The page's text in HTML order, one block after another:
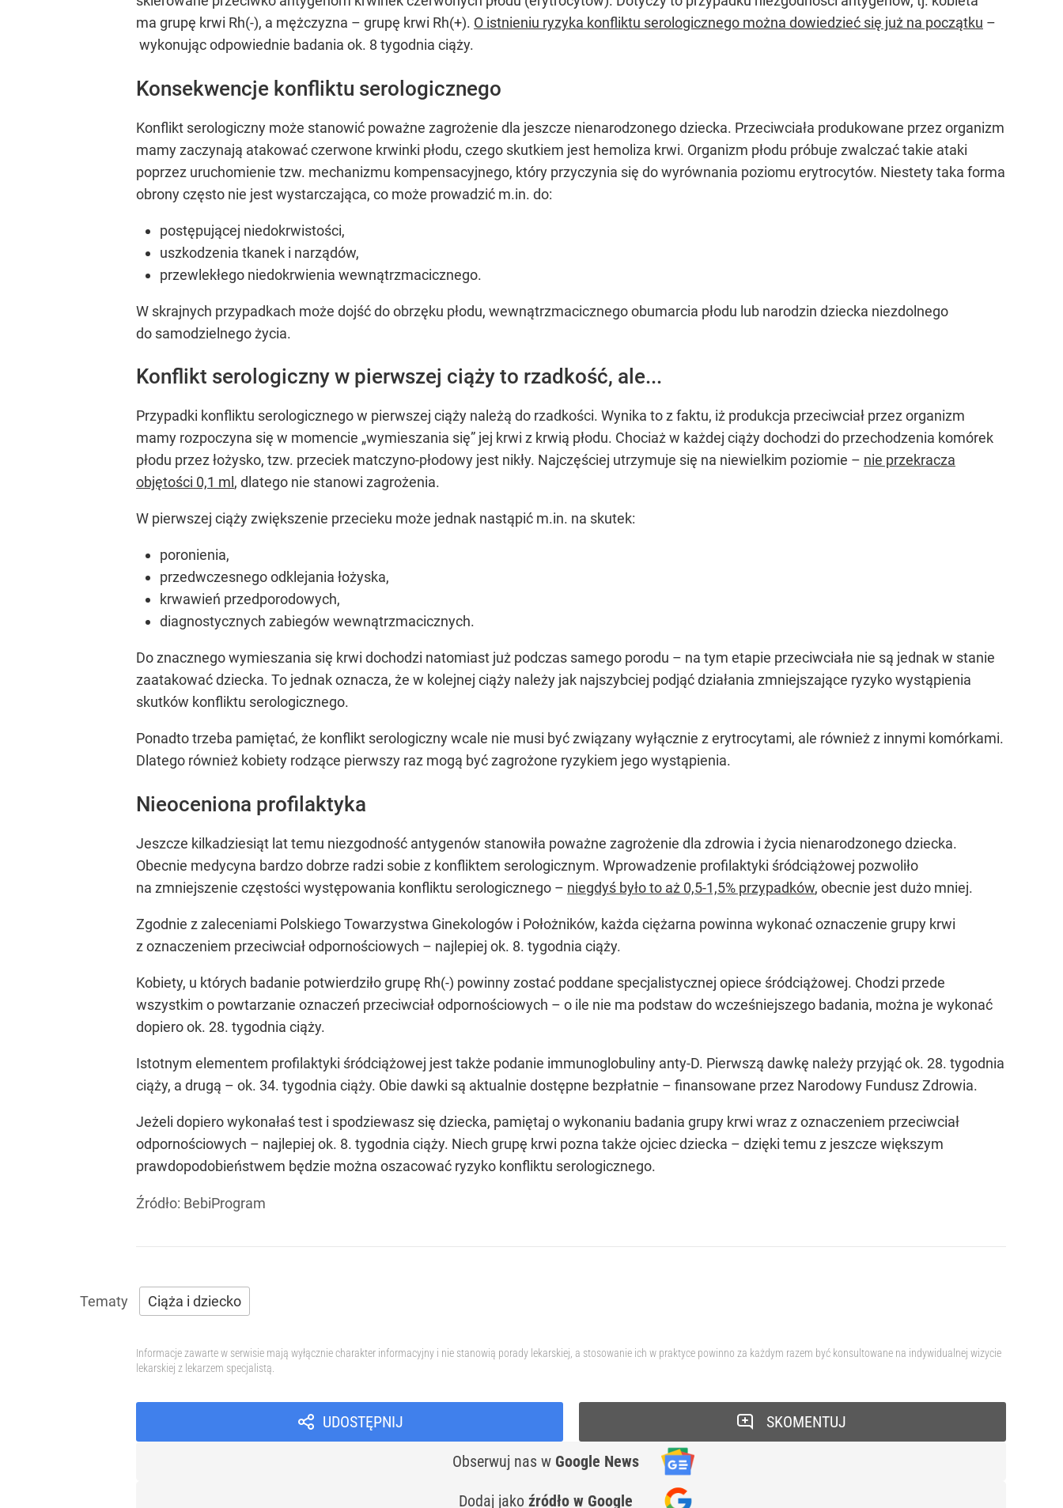
ma grupę krwi Rh(-), a mężczyzna – grupę krwi Rh(+). O istnieniu ryzyka konfliktu serologicznego można dowiedzieć się już na początku –
wykonując odpowiednie badania ok. 8 tygodnia ciąży.
Konsekwencje konfliktu serologicznego
Konflikt serologiczny może stanowić poważne zagrożenie dla jeszcze nienarodzonego dziecka. Przeciwciała produkowane przez organizm
mamy zaczynają atakować czerwone krwinki płodu, czego skutkiem jest hemoliza krwi. Organizm płodu próbuje zwalczać takie ataki
poprzez uruchomienie tzw. mechanizmu kompensacyjnego, który przyczynia się do wyrównania poziomu erytrocytów. Niestety taka forma
obrony często nie jest wystarczająca, co może prowadzić m.in. do:
postępującej niedokrwistości,
uszkodzenia tkanek i narządów,
przewlekłego niedokrwienia wewnątrzmacicznego.
W skrajnych przypadkach może dojść do obrzęku płodu, wewnątrzmacicznego obumarcia płodu lub narodzin dziecka niezdolnego
do samodzielnego życia.
Konflikt serologiczny w pierwszej ciąży to rzadkość, ale...
Przypadki konfliktu serologicznego w pierwszej ciąży należą do rzadkości. Wynika to z faktu, iż produkcja przeciwciał przez organizm
mamy rozpoczyna się w momencie „wymieszania się” jej krwi z krwią płodu. Chociaż w każdej ciąży dochodzi do przechodzenia komórek
płodu przez łożysko, tzw. przeciek matczyno-płodowy jest nikły. Najczęściej utrzymuje się na niewielkim poziomie – nie przekracza
objętości 0,1 ml , dlatego nie stanowi zagrożenia.
W pierwszej ciąży zwiększenie przecieku może jednak nastąpić m.in. na skutek:
poronienia,
przedwczesnego odklejania łożyska,
krwawień przedporodowych,
diagnostycznych zabiegów wewnątrzmacicznych.
Do znacznego wymieszania się krwi dochodzi natomiast już podczas samego porodu – na tym etapie przeciwciała nie są jednak w stanie
zaatakować dziecka. To jednak oznacza, że w kolejnej ciąży należy jak najszybciej podjąć działania zmniejszające ryzyko wystąpienia
skutków konfliktu serologicznego.
Ponadto trzeba pamiętać, że konflikt serologiczny wcale nie musi być związany wyłącznie z erytrocytami, ale również z innymi komórkami.
Dlatego również kobiety rodzące pierwszy raz mogą być zagrożone ryzykiem jego wystąpienia.
Nieoceniona profilaktyka
Jeszcze kilkadziesiąt lat temu niezgodność antygenów stanowiła poważne zagrożenie dla zdrowia i życia nienarodzonego dziecka.
Obecnie medycyna bardzo dobrze radzi sobie z konfliktem serologicznym. Wprowadzenie profilaktyki śródciążowej pozwoliło
na zmniejszenie częstości występowania konfliktu serologicznego – niegdyś było to aż 0,5-1,5% przypadków, obecnie jest dużo mniej.
Zgodnie z zaleceniami Polskiego Towarzystwa Ginekologów i Położników, każda ciężarna powinna wykonać oznaczenie grupy krwi
z oznaczeniem przeciwciał odpornościowych – najlepiej ok. 8. tygodnia ciąży.
Kobiety, u których badanie potwierdziło grupę Rh(-) powinny zostać poddane specjalistycznej opiece śródciążowej. Chodzi przede
wszystkim o powtarzanie oznaczeń przeciwciał odpornościowych – o ile nie ma podstaw do wcześniejszego badania, można je wykonać
dopiero ok. 28. tygodnia ciąży.
Istotnym elementem profilaktyki śródciążowej jest także podanie immunoglobuliny anty-D. Pierwszą dawkę należy przyjąć ok. 28. tygodnia
ciąży, a drugą – ok. 34. tygodnia ciąży. Obie dawki są aktualnie dostępne bezpłatnie – finansowane przez Narodowy Fundusz Zdrowia.
Jeżeli dopiero wykonałaś test i spodziewasz się dziecka, pamiętaj o wykonaniu badania grupy krwi wraz z oznaczeniem przeciwciał
odpornościowych – najlepiej ok. 8. tygodnia ciąży. Niech grupę krwi pozna także ojciec dziecka – dzięki temu z jeszcze większym
prawdopodobieństwem będzie można oszacować ryzyko konfliktu serologicznego.
Źródło: BebiProgram
Ciąża i dziecko
Informacje zawarte w serwisie mają wyłącznie charakter informacyjny i nie stanowią porady lekarskiej, a stosowanie ich w praktyce powinno za każdym razem być konsultowane na indywidualnej wizycie
lekarskiej z lekarzem specjalistą.
UDOSTĘPNIJ
Obserwuj nas w Google News
Dodaj jako źródło w Google
SKOMENTUJ